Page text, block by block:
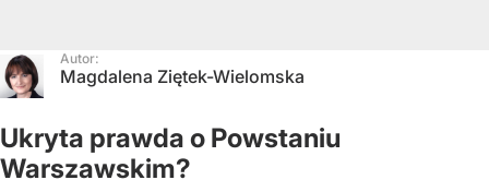
Autor:
Magdalena Ziętek-Wielomska
Ukryta prawda o Powstaniu
Warszawskim?